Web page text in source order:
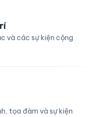
và các sự kiện cộng
tọa đàm và sự kiện